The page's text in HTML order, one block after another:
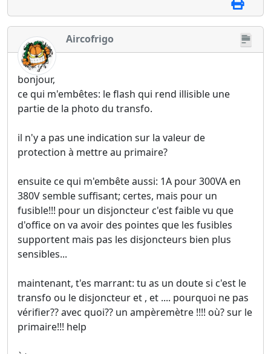
Aircofrigo
bonjour,
ce qui m'embêtes: le flash qui rend illisible une
partie de la photo du transfo.
il n'y a pas une indication sur la valeur de
protection à mettre au primaire?
ensuite ce qui m'embête aussi: 1A pour 300VA en
380V semble suffisant; certes, mais pour un
fusible!!! pour un disjoncteur c'est faible vu que
d'office on va avoir des pointes que les fusibles
supportent mais pas les disjoncteurs bien plus
sensibles...
maintenant, t'es marrant: tu as un doute si c'est le
transfo ou le disjoncteur et , et .... pourquoi ne pas
vérifier?? avec quoi?? un ampèremètre !!!! où? sur le
primaire!!! help